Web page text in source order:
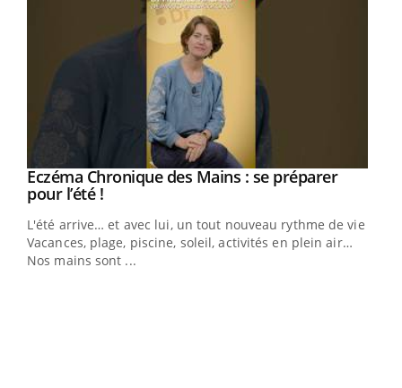
Youtube
Eczéma Chronique des Mains : se préparer
pour l’été !Youtube
L'été arrive… et avec lui, un tout nouveau rythme de vie !
Vacances, plage, piscine, soleil, activités en plein air…
Nos mains sont ...